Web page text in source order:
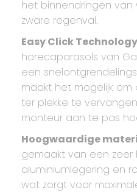
het binnendringen van
zware regenval.
Easy Click
horecaparasols van
een
maakt het mogelijk
ter plekke te
monteur aan te pas
Hoogwaardige
gemaakt van een
aluminiumlegering en
wat zorgt voor